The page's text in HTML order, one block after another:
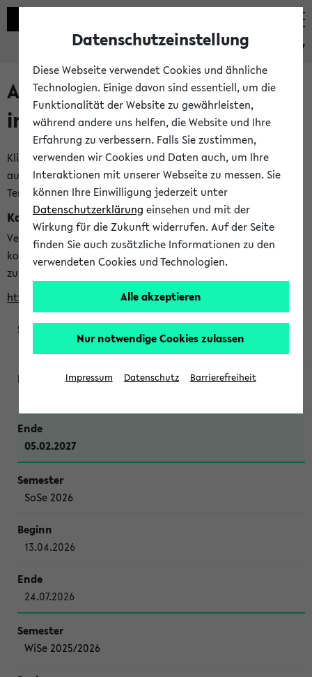
eKVV
Alle veröffentlichten Semester
im eKVV
Klicken Sie auf das Semester, welches Sie für Ihre Sitzung
auswählen möchten. Bitte beachten Sie auch die weiteren
Termine imKalender der Lehrplanung
Kalenderintegration
Verwenden Sie die folgende Adresse, um mit einer
kompatiblen Kalenderanwendung auf die Vorlesungszeiten
zuzugreifen (nähere Informationen
finden Sie hier
https://ekvv.uni-bielefeld.de/ws/calendar?vz
WiSe 2026/2027
05.02.2027
SoSe 2026
13.04.2026
24.07.2026
WiSe 2025/2026
Datenschutzeinstellung
Diese Webseite verwendet Cookies und ähnliche
Technologien. Einige davon sind essentiell, um die
Funktionalität der Website zu gewährleisten,
während andere uns helfen, die Website und Ihre
Erfahrung zu verbessern. Falls Sie zustimmen,
verwenden wir Cookies und Daten auch, um Ihre
Interaktionen mit unserer Webseite zu messen. Sie
können Ihre Einwilligung jederzeit unter
Datenschutzerklärung einsehen und mit der
Wirkung für die Zukunft widerrufen. Auf der Seite
finden Sie auch zusätzliche Informationen zu den
verwendeten Cookies und Technologien.
Alle akzeptieren
Nur notwendige Cookies zulassen
Impressum Datenschutz Barrierefreiheit